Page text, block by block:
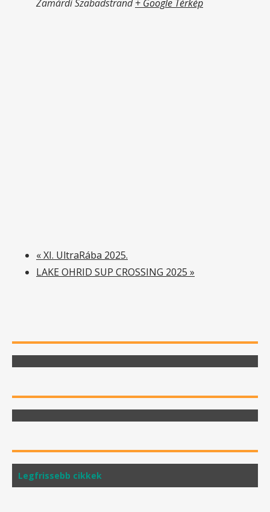
Zamárdi Szabadstrand + Google Térkép
«XI. UltraRába 2025.
LAKE OHRID SUP CROSSING 2025 »
Legfrissebb cikkek